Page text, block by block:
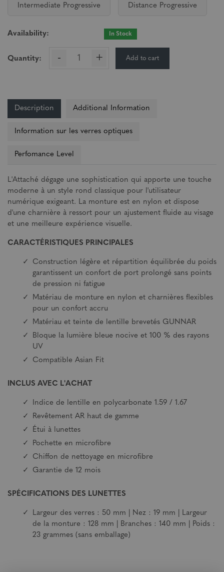
Intermediate Progressive Distance Progressive
Availability: In Stock
Quantity: - + Add to cart
Description Additional Information
Information sur les verres optiques
Perfomance Level
L'Attaché dégage une sophistication qui apporte une touche
moderne à un style rond classique pour l'utilisateur
numérique exigeant. La monture est en nylon et dispose
d'une charnière à ressort pour un ajustement fluide au visage
et une meilleure expérience visuelle.
CARACTÉRISTIQUES PRINCIPALES
Construction légère et répartition équilibrée du poids
garantissent un confort de port prolongé sans points
de pression ni fatigue
Matériau de monture en nylon et charnières flexibles
pour un confort accru
Matériau et teinte de lentille brevetés GUNNAR
Bloque la lumière bleue nocive et 100 % des rayons
UV
Compatible Asian Fit
INCLUS AVEC L'ACHAT
Indice de lentille en polycarbonate 1.59 / 1.67
Revêtement AR haut de gamme
Étui à lunettes
Pochette en microfibre
Chiffon de nettoyage en microfibre
Garantie de 12 mois
SPÉCIFICATIONS DES LUNETTES
Largeur des verres : 50 mm | Nez : 19 mm | Largeur
de la monture : 128 mm | Branches : 140 mm | Poids :
23 grammes (sans emballage)